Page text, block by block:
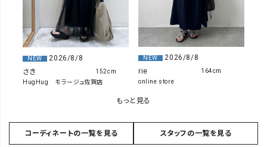
NEW
2026/8/8
さき
HugHug モラージュ佐賀店
152cm
NEW
2026/8/8
rie
online store
164cm
もっと見る
コーディネートの一覧を見る スタッフの一覧を見る